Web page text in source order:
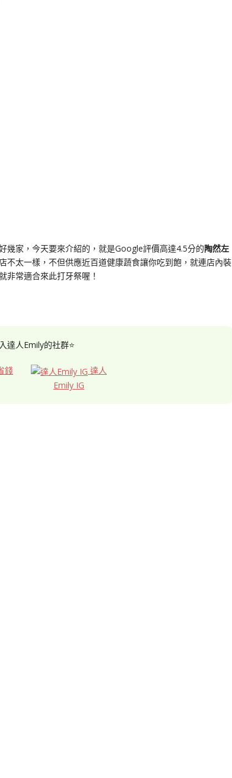
幾家，今天要來介紹的，就是Google評價高達4.5分的陶然左
不太一樣，不但供應近百道健康蔬食讓你吃到飽，就連店內裝
非常適合來此打牙祭喔！
達人Emily的社群⭐
錢
達人
Emily IG